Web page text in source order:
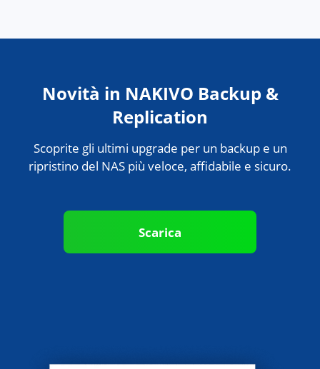
Replication
Scoprite gli ultimi upgrade per un backup e un
ripristino del NAS più veloce, affidabile e sicuro.
Scarica